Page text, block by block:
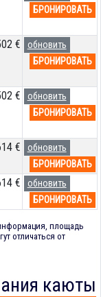
БРОНИРОВАТЬ
€
обновить
БРОНИРОВАТЬ
€
обновить
БРОНИРОВАТЬ
€
обновить
БРОНИРОВАТЬ
€
обновить
БРОНИРОВАТЬ
площадь
отличаться от
каюты